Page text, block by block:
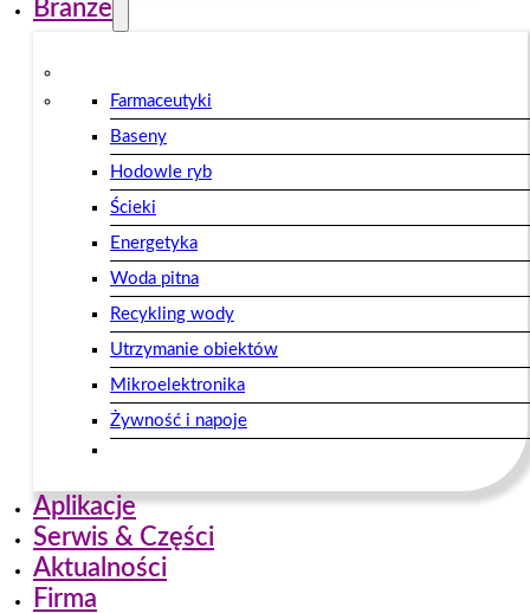
Branże
Farmaceutyki
Baseny
Hodowle ryb
Ścieki
Energetyka
Woda pitna
Recykling wody
Utrzymanie obiektów
Mikroelektronika
Żywność i napoje
Aplikacje
Serwis & Części
Aktualności
Firma